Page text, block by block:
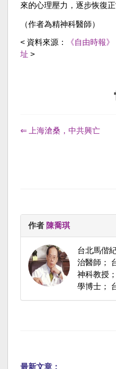
來的心理壓力，逐步恢復正
（作者為精神科醫師）
< 資料來源： 《自由時報
址 >
⇐ 上海滄桑，中共興亡
作者 陳喬琪
台北馬偕
治醫師；
神科教授
學博士；
最新文章：